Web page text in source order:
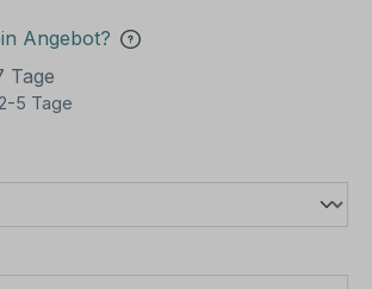
Angebot?
Tage
5 Tage